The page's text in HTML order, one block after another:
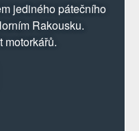
jediného pátečního
Rakousku.
motorkářů.